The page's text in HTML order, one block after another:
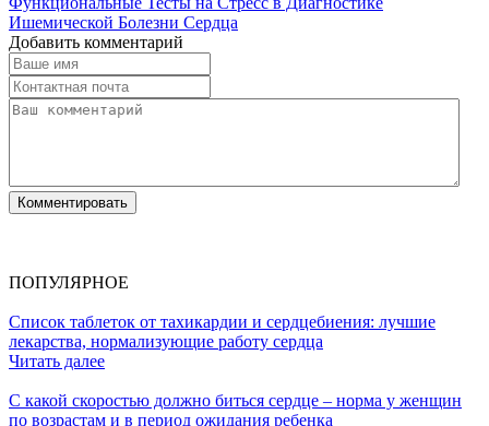
Ишемической Болезни Сердца
Добавить комментарий
ПОПУЛЯРНОЕ
Список таблеток от тахикардии и сердцебиения: лучшие
лекарства, нормализующие работу сердца
Читать далее
С какой скоростью должно биться сердце – норма у женщин
по возрастам и в период ожидания ребенка